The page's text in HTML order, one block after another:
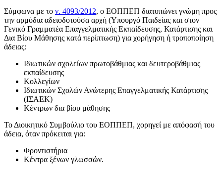
Σύμφωνα με το ν. 4093/2012, ο ΕΟΠΠΕΠ διατυπώνει γνώμη προς
την αρμόδια αδειοδοτούσα αρχή (Υπουργό Παιδείας και στον
Γενικό Γραμματέα Επαγγελματικής Εκπαίδευσης, Κατάρτισης και
Δια Βίου Μάθησης κατά περίπτωση) για χορήγηση ή τροποποίηση
άδειας:
Ιδιωτικών σχολείων πρωτοβάθμιας και δευτεροβάθμιας
εκπαίδευσης
Κολλεγίων
Ιδιωτικών Σχολών Ανώτερης Επαγγελματικής Κατάρτισης
(ΙΣΑΕΚ)
Κέντρων δια βίου μάθησης
Το Διοικητικό Συμβούλιο του ΕΟΠΠΕΠ, χορηγεί με απόφασή του
άδεια, όταν πρόκειται για:
Φροντιστήρια
Κέντρα ξένων γλωσσών.